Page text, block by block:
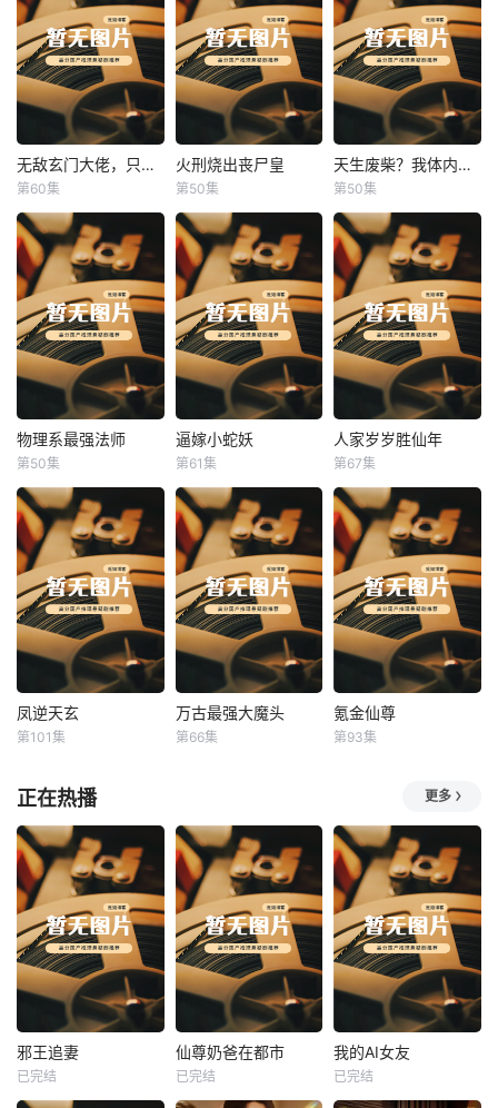
无敌玄门大佬，只听姐姐的话 无敌玄门大佬，只听姐姐的话
第60集
火刑烧出丧尸皇
火刑烧出丧尸皇
第50集
天生废柴？我体内有神血 天生废柴？我体内有神血
第50集
物理系最强法师
物理系最强法师
第50集
逼嫁小蛇妖
逼嫁小蛇妖
第61集
人家岁岁胜仙年
人家岁岁胜仙年
第67集
凤逆天玄
凤逆天玄
第101集
万古最强大魔头
万古最强大魔头
第66集
氪金仙尊
氪金仙尊
第93集
正在热播 更多
热播
邪王追妻
邪王追妻
已完结
热播
仙尊奶爸在都市
已完结
热播
我的AI女友
我的AI女友
已完结